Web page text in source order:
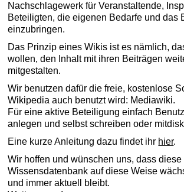
Nachschlagewerk für Veranstaltende,
Beteiligten, die eigenen Bedarfe und das
einzubringen.
Das Prinzip eines Wikis ist es nämlich,
wollen, den Inhalt mit ihren Beiträgen
mitgestalten.
Wir benutzen dafür die freie, kostenlose
Wikipedia auch benutzt wird: Mediawiki.
Für eine aktive Beteiligung einfach
anlegen und selbst schreiben oder
Eine kurze Anleitung dazu findet ihr hier.
Wir hoffen und wünschen uns, dass diese
Wissensdatenbank auf diese Weise
und immer aktuell bleibt.